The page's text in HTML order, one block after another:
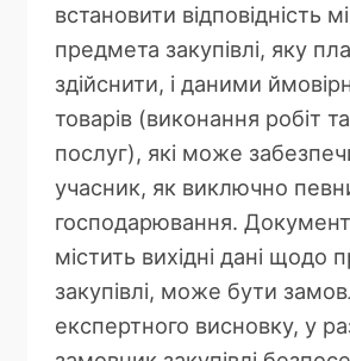
встановити відповідність
предмета закупівлі, яку
здійснити, і даними
товарів (виконання робіт
послуг), які може
учасник, як виключно
господарювання.
містить вихідні дані щодо
закупівлі, може бути
експертного висновку, у